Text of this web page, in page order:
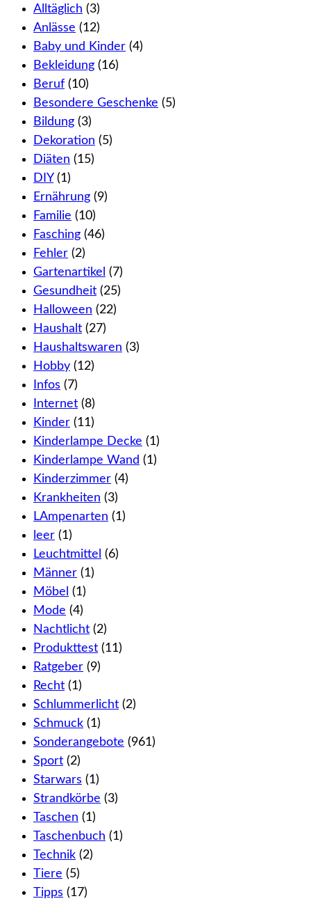
Alltäglich (3)
Anlässe (12)
Baby und Kinder (4)
Bekleidung (16)
Beruf (10)
Besondere Geschenke (5)
Bildung (3)
Dekoration (5)
Diäten (15)
DIY(1)
Ernährung (9)
Familie (10)
Fasching (46)
Fehler (2)
Gartenartikel (7)
Gesundheit (25)
Halloween (22)
Haushalt (27)
Haushaltswaren (3)
Hobby (12)
Infos (7)
Internet (8)
Kinder (11)
Kinderlampe Decke (1)
Kinderlampe Wand (1)
Kinderzimmer (4)
Krankheiten (3)
LAmpenarten (1)
leer (1)
Leuchtmittel (6)
Männer (1)
Möbel (1)
Mode (4)
Nachtlicht (2)
Produkttest (11)
Ratgeber (9)
Recht (1)
Schlummerlicht (2)
Schmuck (1)
Sonderangebote (961)
Sport (2)
Starwars (1)
Strandkörbe (3)
Taschen (1)
Taschenbuch (1)
Technik (2)
Tiere (5)
Tipps (17)